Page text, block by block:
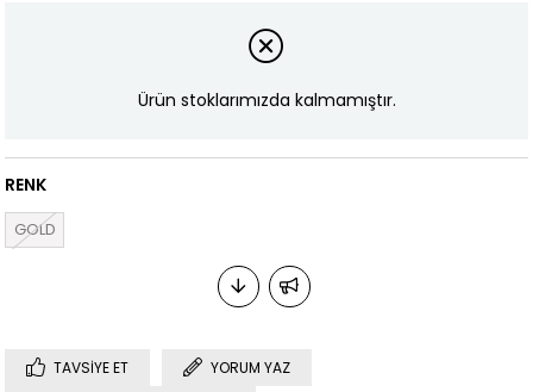
Ürün stoklarımızda kalmamıştır.
RENK
GOLD
TAVSIYE ET
YORUM YAZ